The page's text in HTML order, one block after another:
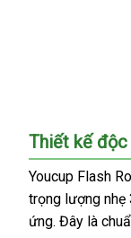
Máy
thủ
dâm
động
Youcup
Thiết kế độc
Youcup Flash
trọng lượng nhẹ
ứng. Đây là